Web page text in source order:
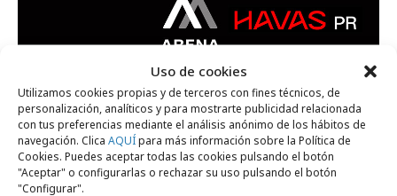
Uso de cookies
Utilizamos cookies propias y de terceros con fines técnicos, de
personalización, analíticos y para mostrarte publicidad relacionada
con tus preferencias mediante el análisis anónimo de los hábitos de
navegación. Clica AQUÍpara más información sobre la Política de
Cookies. Puedes aceptar todas las cookies pulsando el botón
"Aceptar" o configurarlas o rechazar su uso pulsando el botón
"Configurar".
martes, 23 de junio 2026
OMODA & JAECOO confían en Arena y